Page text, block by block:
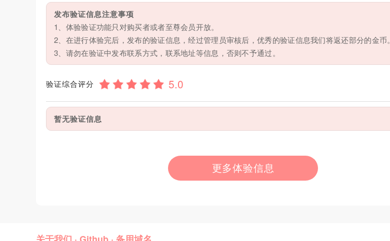
发布验证信息注意事项
1、体验验证功能只对购买者或者至尊会员开放。
2、在进行体验完后，发布的验证信息，经过管理员审核后，优秀的验证信息我们将返还部分的金币。
3、请勿在验证中发布联系方式，联系地址等信息，否则不予通过。
验证综合评分
暂无验证信息
更多体验信息